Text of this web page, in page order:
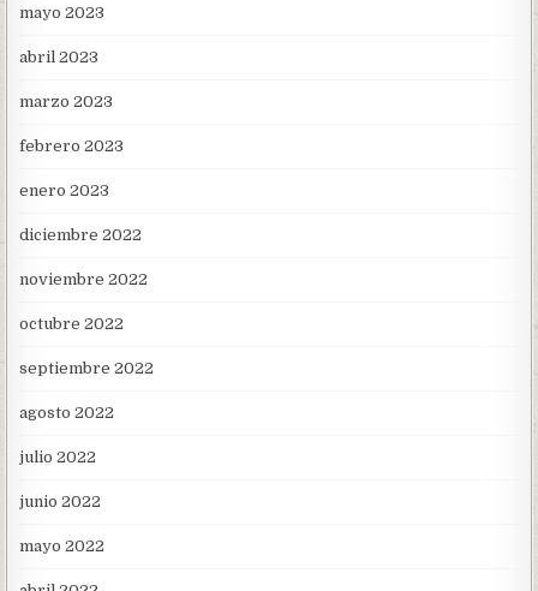
mayo 2023
abril 2023
marzo 2023
febrero 2023
enero 2023
diciembre 2022
noviembre 2022
octubre 2022
septiembre 2022
agosto 2022
julio 2022
junio 2022
mayo 2022